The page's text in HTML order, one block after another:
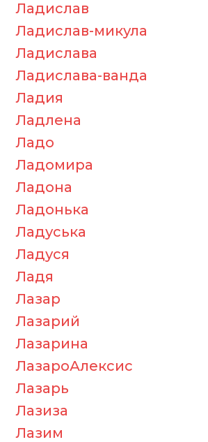
Ладислав
Ладислав-микула
Ладислава
Ладислава-ванда
Ладия
Ладлена
Ладо
Ладомира
Ладона
Ладонька
Ладуська
Ладуся
Ладя
Лазар
Лазарий
Лазарина
ЛазароАлексис
Лазарь
Лазиза
Лазим